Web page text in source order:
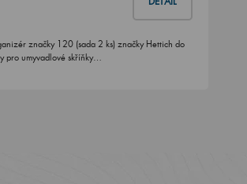
značky 120 (sada 2 ks) značky Hettich do
pro umyvadlové skříňky…